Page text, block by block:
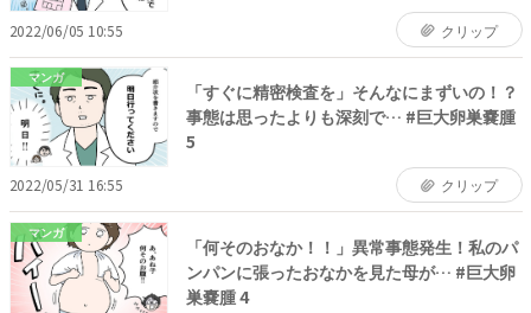
2022/06/05 10:55 クリップ
マンガ
「すぐに精密検査を」そんなにまずいの！？
事態は思ったよりも深刻で… #巨大卵巣嚢腫
5
2022/05/31 16:55 クリップ
マンガ
「何そのおなか！！」異常事態発生！私のパ
ンパンに張ったおなかを見た母が… #巨大卵
巣嚢腫 4